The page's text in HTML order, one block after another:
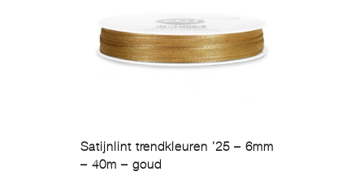
Satijnlint trendkleuren ’25 – 6mm
– 40m – goud